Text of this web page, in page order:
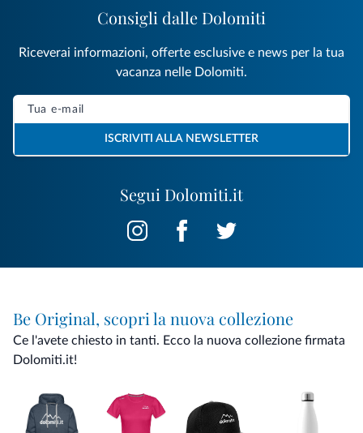
Segui Dolomiti.it
Consigli dalle Dolomiti
Riceverai informazioni, offerte esclusive e news per la tua
vacanza nelle Dolomiti.
ISCRIVITI ALLA NEWSLETTER
Be Original, scopri la nuova collezione
Ce l'avete chiesto in tanti. Ecco la nuova collezione firmata
Dolomiti.it!